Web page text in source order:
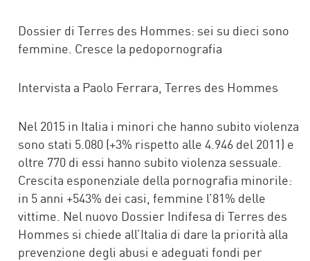
Dossier di Terres des Hommes: sei su dieci sono
femmine. Cresce la pedopornografia
Intervista a Paolo Ferrara, Terres des Hommes
Nel 2015 in Italia i minori che hanno subito violenza
sono stati 5.080 (+3% rispetto alle 4.946 del 2011) e
oltre 770 di essi hanno subito violenza sessuale.
Crescita esponenziale della pornografia minorile:
in 5 anni +543% dei casi, femmine l’81% delle
vittime. Nel nuovo Dossier Indifesa di Terres des
Hommes si chiede all’Italia di dare la priorità alla
prevenzione degli abusi e adeguati fondi per